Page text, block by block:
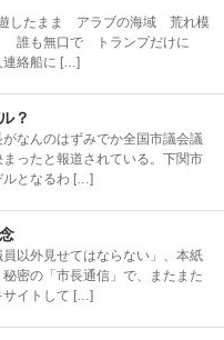
したまま アラブの海域 荒れ模
誰も無口で トランプだけに
絡船に […]
？
なんのはずみでか全国市議会議
ったと報道されている。下関市
ルとなるわ […]
以外見せてはならない」、本紙
密の「市長通信」で、またまた
サイトして […]